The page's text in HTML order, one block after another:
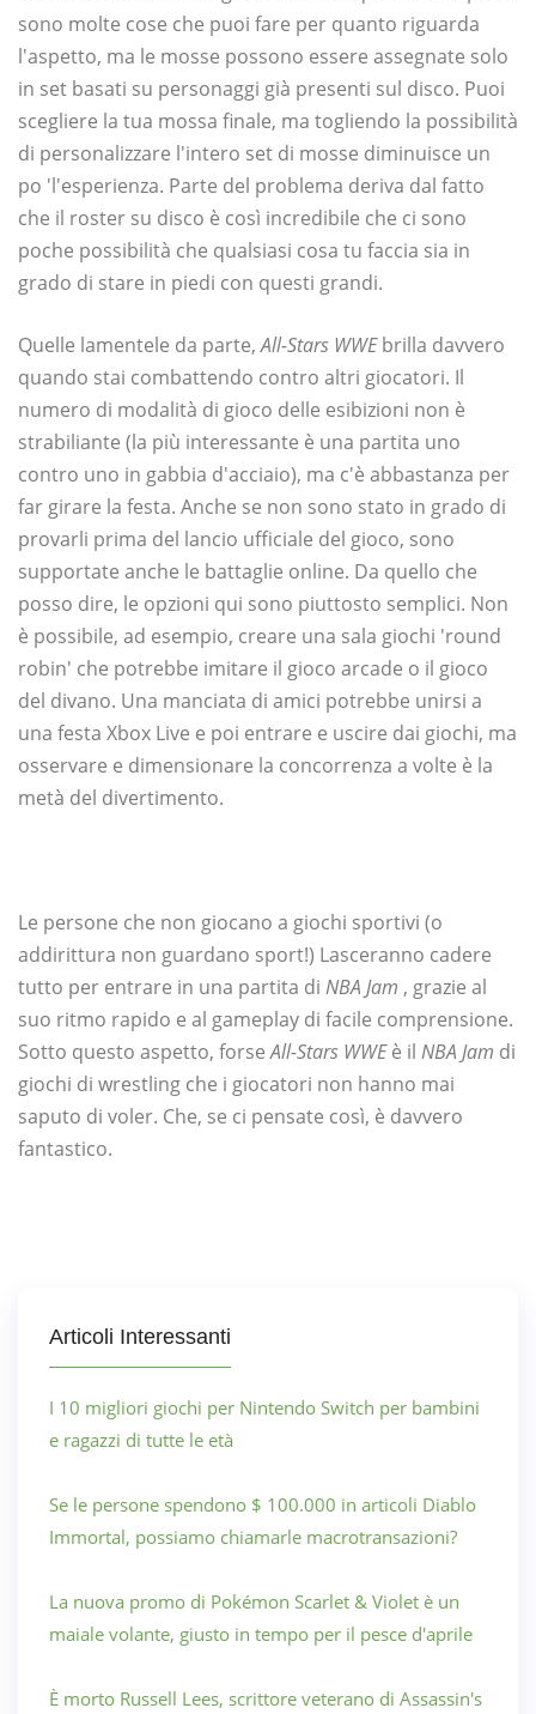
sono molte cose che puoi fare per quanto riguarda
l'aspetto, ma le mosse possono essere assegnate solo
in set basati su personaggi già presenti sul disco. Puoi
scegliere la tua mossa finale, ma togliendo la possibilità
di personalizzare l'intero set di mosse diminuisce un
po 'l'esperienza. Parte del problema deriva dal fatto
che il roster su disco è così incredibile che ci sono
poche possibilità che qualsiasi cosa tu faccia sia in
grado di stare in piedi con questi grandi.
Quelle lamentele da parte,All-Stars WWEbrilla davvero
quando stai combattendo contro altri giocatori. Il
numero di modalità di gioco delle esibizioni non è
strabiliante (la più interessante è una partita uno
contro uno in gabbia d'acciaio), ma c'è abbastanza per
far girare la festa. Anche se non sono stato in grado di
provarli prima del lancio ufficiale del gioco, sono
supportate anche le battaglie online. Da quello che
posso dire, le opzioni qui sono piuttosto semplici. Non
è possibile, ad esempio, creare una sala giochi 'round
robin' che potrebbe imitare il gioco arcade o il gioco
del divano. Una manciata di amici potrebbe unirsi a
una festa Xbox Live e poi entrare e uscire dai giochi, ma
osservare e dimensionare la concorrenza a volte è la
metà del divertimento.
Le persone che non giocano a giochi sportivi (o
addirittura non guardano sport!) Lasceranno cadere
tutto per entrare in una partita di NBA Jam , grazie al
suo ritmo rapido e al gameplay di facile comprensione.
Sotto questo aspetto, forseAll-Stars WWEè il NBA Jam di
giochi di wrestling che i giocatori non hanno mai
saputo di voler. Che, se ci pensate così, è davvero
fantastico.
Articoli Interessanti
I 10 migliori giochi per Nintendo Switch per bambini
e ragazzi di tutte le età
Se le persone spendono $ 100.000 in articoli Diablo
Immortal, possiamo chiamarle macrotransazioni?
La nuova promo di Pokémon Scarlet & Violet è un
maiale volante, giusto in tempo per il pesce d'aprile
È morto Russell Lees, scrittore veterano di Assassin's